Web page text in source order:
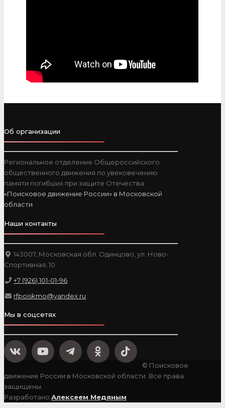
Об организации
Региональное отделение Общероссийского
общественного движения по увековечению
памяти погибших при защите Отечества
«Поисковое движение России» в Московской
области
Наши контакты
143007, Московская обл. Одинцово, ул. Ново-
Спортивная, 10
+7 (926) 101-01-96
rfpoiskmo@yandex.ru
Мы в соцсетях
© Поисковое
движение России в Московской области. Все права
защищены.
Разработано Алексеем Медяным